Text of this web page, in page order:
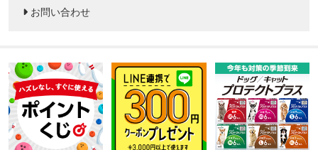
お問い合わせ